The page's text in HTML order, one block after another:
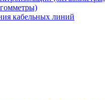
кабельных линий